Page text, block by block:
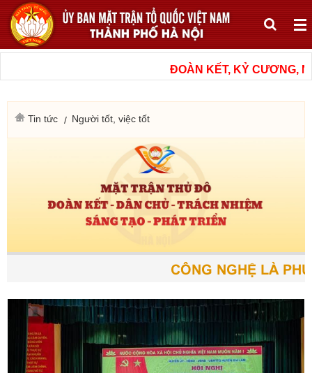
ĐOÀN KẾT, KỶ CƯƠNG,
Tin tức Người tốt, việc tốt
CÔNG NGHỆ LÀ